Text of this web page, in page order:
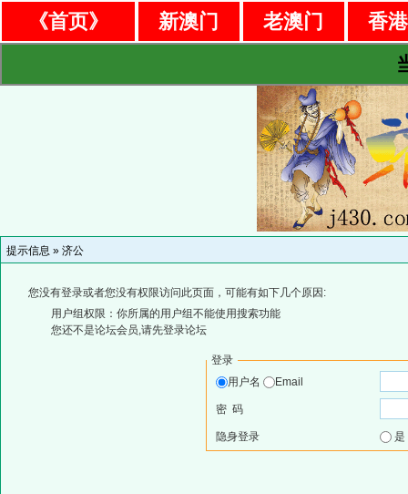
《首页》 新澳门 老澳门
香
提示信息 » 济公
您没有登录或者您没有权限访问此页面，可能有如下几个原因:
用户组权限：你所属的用户组不能使用搜索功能
您还不是论坛会员,请先登录论坛
登录
用户名
Email
密 码
隐身登录